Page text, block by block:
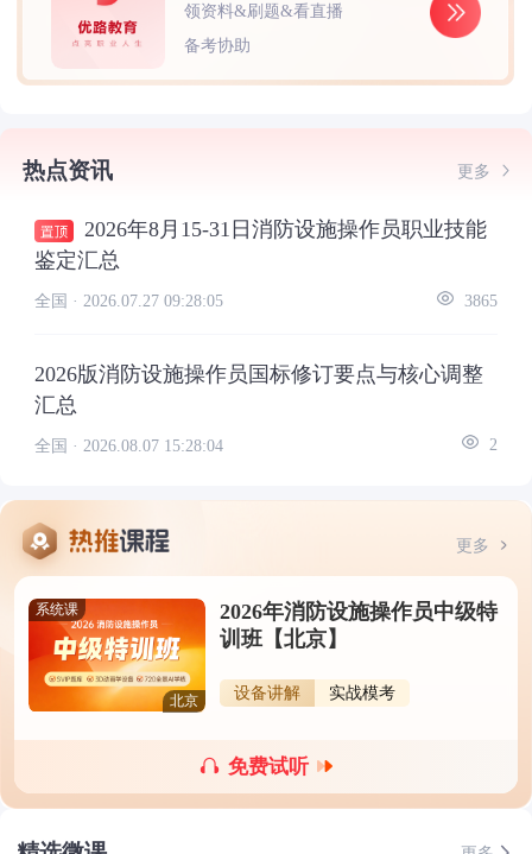
领资料&刷题&看直播
备考协助
热点资讯 更多
2026年8月15-31日消防设施操作员职业技能
鉴定汇总
全国 · 2026.07.27 09:28:05 3865
2026版消防设施操作员国标修订要点与核心调整
汇总
全国 · 2026.08.07 15:28:04 2
更多
系统课
北京
2026年消防设施操作员中级特
训班【北京】
设备讲解 实战模考
免费试听